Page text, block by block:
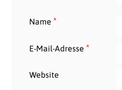
Name *
E-Mail-Adresse *
Website